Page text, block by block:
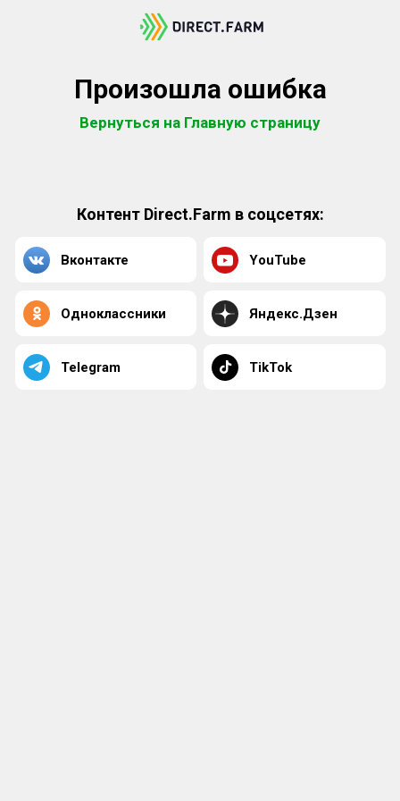
Произошла ошибка
Вернуться на Главную страницу
Контент Direct.Farm в соцсетях:
Вконтакте YouTube
Одноклассники Яндекс.Дзен
Telegram TikTok